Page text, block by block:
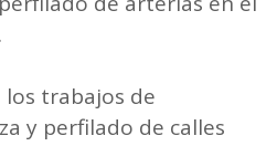
trabajos de
y perfilado de calles